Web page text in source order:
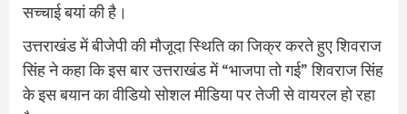
सच्चाई बयां की है।
उत्तराखंड में बीजेपी की मौजूदा स्थिति का जिक्र करते हुए शिवराज
सिंह ने कहा कि इस बार उत्तराखंड में “भाजपा तो गई” शिवराज सिंह
के इस बयान का वीडियो सोशल मीडिया पर तेजी से वायरल हो रहा